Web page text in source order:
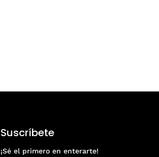
Suscríbete
¡Sé el primero en enterarte!